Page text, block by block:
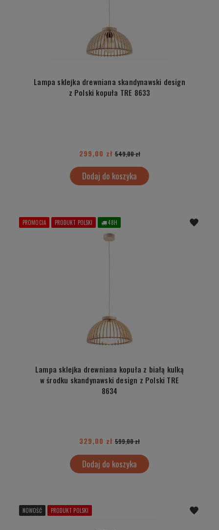
Lampa sklejka drewniana skandynawski design
z Polski kopuła TRE 8633
299,00 zł 549,00 zł
Dodaj do koszyka
Lampa sklejka drewniana kopuła z białą kulką
w środku skandynawski design z Polski TRE
8634
329,00 zł 599,00 zł
Dodaj do koszyka
PROMOCJA PRODUKT POLSKI 48H
NOWOŚĆ PRODUKT POLSKI